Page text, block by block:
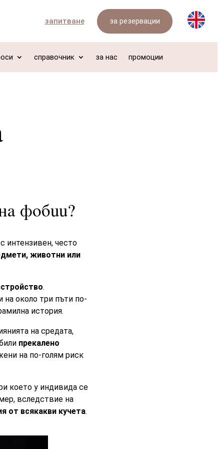
запитване за резервации
справочник за нас промоции
фобии?
интензивен, често
животни или
.
около три пъти по-
история.
на средата,
прекалено
на по-голям риск
което у индивида се
вследствие на
от всякакви кучета.